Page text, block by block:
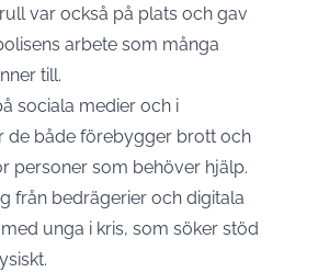
var också på plats och gav
arbete som många
till.
sociala medier och i
de både förebygger brott och
personer som behöver hjälp.
från bedrägerier och digitala
unga i kris, som söker stöd